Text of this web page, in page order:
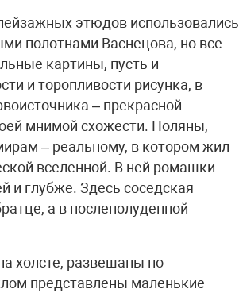
этюдов использовались
полотнами Васнецова, но все
картины, пусть и
и торопливости рисунка, в
– прекрасной
мнимой схожести. Поляны,
– реальному, в котором жил
вселенной. В ней ромашки
и глубже. Здесь соседская
а в послеполуденной
холсте, развешаны по
представлены маленькие